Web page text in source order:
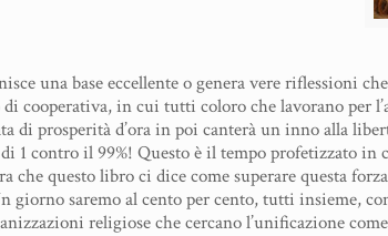
una base eccellente o genera vere riflessioni
cooperativa, in cui tutti coloro che lavorano per
di prosperità d’ora in poi canterà un inno alla
1 contro il 99%! Questo è il tempo profetizzato in
che questo libro ci dice come superare questa
giorno saremo al cento per cento, tutti insieme,
religiose che cercano l’unificazione